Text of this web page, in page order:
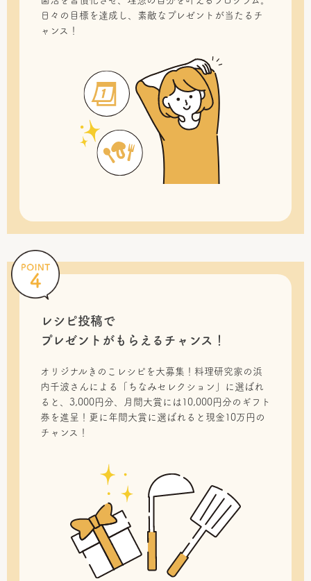
日々の目標を達成し、素敵なプレゼントが当たるチ
ャンス！
レシピ投稿で
プレゼントがもらえるチャンス！
オリジナルきのこレシピを大募集！料理研究家の浜
内千波さんによる「ちなみセレクション」に選ばれ
ると、3,000円分、月間大賞には10,000円分のギフト
券を進呈！更に年間大賞に選ばれると現金10万円の
チャンス！